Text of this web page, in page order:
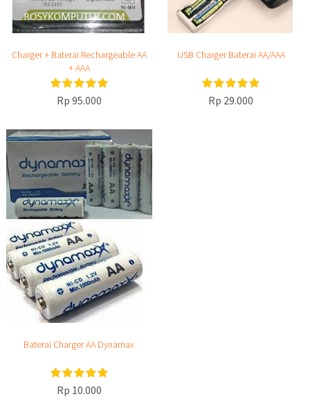
Charger + Baterai Rechargeable AA
+ AAA
Rp 95.000
USB Charger Baterai AA/AAA
Rp 29.000
Baterai Charger AA Dynamax
Rp 10.000